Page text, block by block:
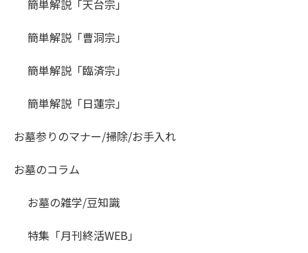
簡単解説「天台宗」
簡単解説「曹洞宗」
簡単解説「臨済宗」
簡単解説「日蓮宗」
お墓参りのマナー/掃除/お手入れ
お墓のコラム
お墓の雑学/豆知識
特集「月刊終活WEB」